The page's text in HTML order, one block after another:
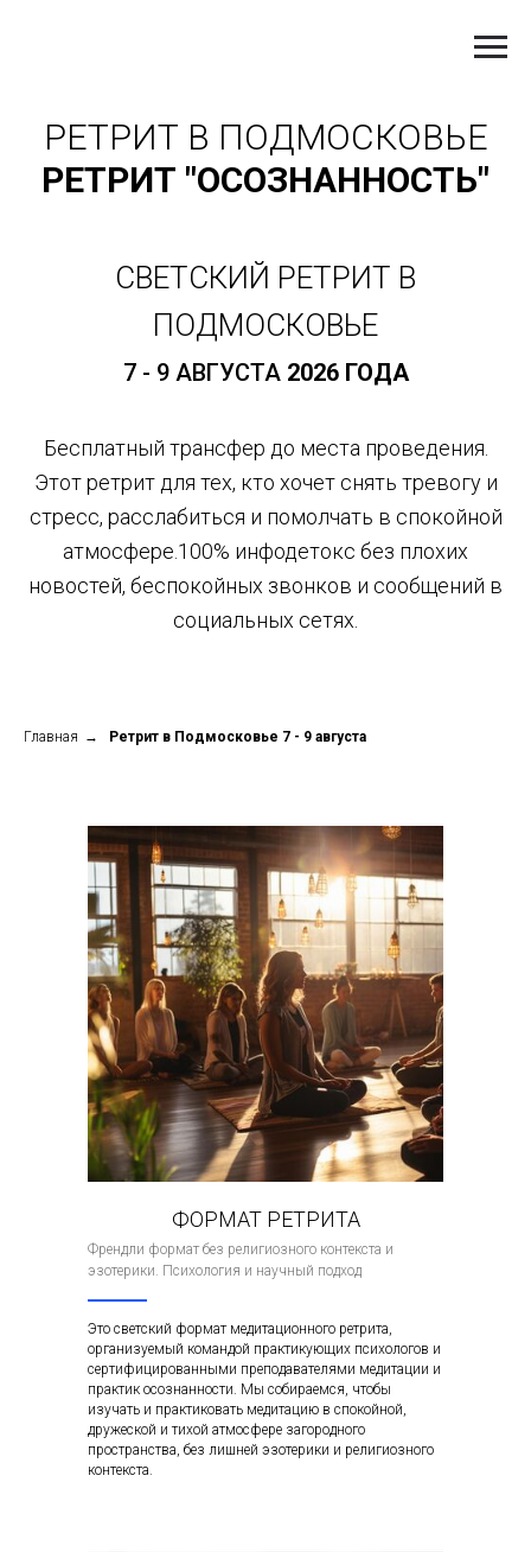
РЕТРИТ В ПОДМОСКОВЬЕ
РЕТРИТ "ОСОЗНАННОСТЬ"
СВЕТСКИЙ РЕТРИТ В
ПОДМОСКОВЬЕ
7 - 9 АВГУСТА 2026 ГОДА
Бесплатный трансфер до места проведения.
Этот ретрит для тех, кто хочет снять тревогу и
стресс, расслабиться и помолчать в спокойной
атмосфере.100% инфодетокс без плохих
новостей, беспокойных звонков и сообщений в
социальных сетях.
Главная → Ретрит в Подмосковье 7 - 9 августа
ФОРМАТ РЕТРИТА
Френдли формат без религиозного контекста и
эзотерики. Психология и научный подход
Это светский формат медитационного ретрита,
организуемый командой практикующих психологов и
сертифицированными преподавателями медитации и
практик осознанности. Мы собираемся, чтобы
изучать и практиковать медитацию в спокойной,
дружеской и тихой атмосфере загородного
пространства, без лишней эзотерики и религиозного
контекста.